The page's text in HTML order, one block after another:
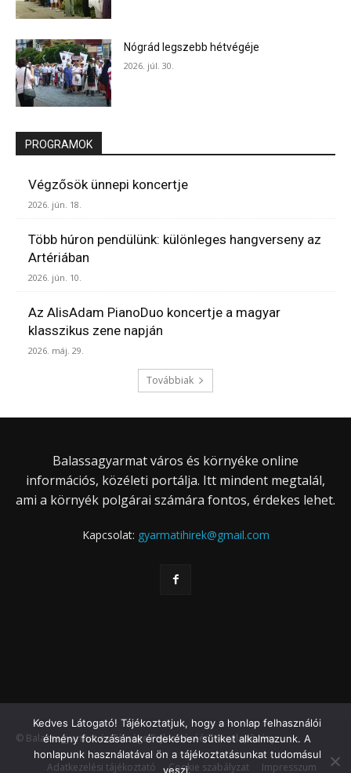
Nógrád legszebb hétvégéje
2026. júl. 30.
PROGRAMOK
Végzősök ünnepi koncertje
2026. jún. 18.
Több húron pendülünk: különleges hangverseny az
Artériában
2026. jún. 10.
Az AlisAdam PianoDuo koncertje a magyar
klasszikus zene napján
2026. máj. 29.
Továbbiak
Balassagyarmat város és környéke online
információs, közéleti portálja. Itt mindent megtalál,
ami a környék polgárai számára fontos, érdekes lehet.
Kapcsolat: gyarmatihirek@gmail.com
© Balassagyarmat és Térsége Fejlesztéséért Közalapítvány
Adatkezelési tájékoztató Cookie szabályzat Impresszum
Kedves Látogató! Tájékoztatjuk, hogy a honlap felhasználói
élmény fokozásának érdekében sütiket alkalmazunk. A
honlapunk használatával ön a tájékoztatásunkat tudomásul
veszi.